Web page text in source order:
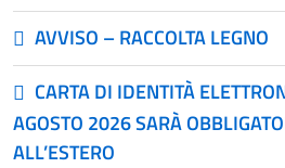
AVVISO – RACCOLTA LEGNO
CARTA DI IDENTITÀ
AGOSTO 2026 SARÀ
ALL’ESTERO